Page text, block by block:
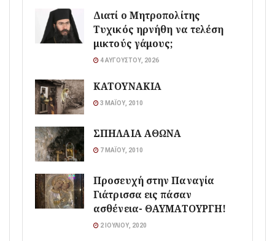
Διατί ο Μητροπολίτης
Τυχικός ηρνήθη να τελέση
μικτούς γάμους;
4 ΑΥΓΟΎΣΤΟΥ, 2026
ΚΑΤΟΥΝΑΚΙΑ
3 ΜΑΪ́ΟΥ, 2010
ΣΠΗΛΑΙΑ ΑΘΩΝΑ
7 ΜΑΪ́ΟΥ, 2010
Προσευχή στην Παναγία
Γιάτρισσα εις πάσαν
ασθένεια- ΘΑΥΜΑΤΟΥΡΓΗ!
2 ΙΟΥΛΊΟΥ, 2020